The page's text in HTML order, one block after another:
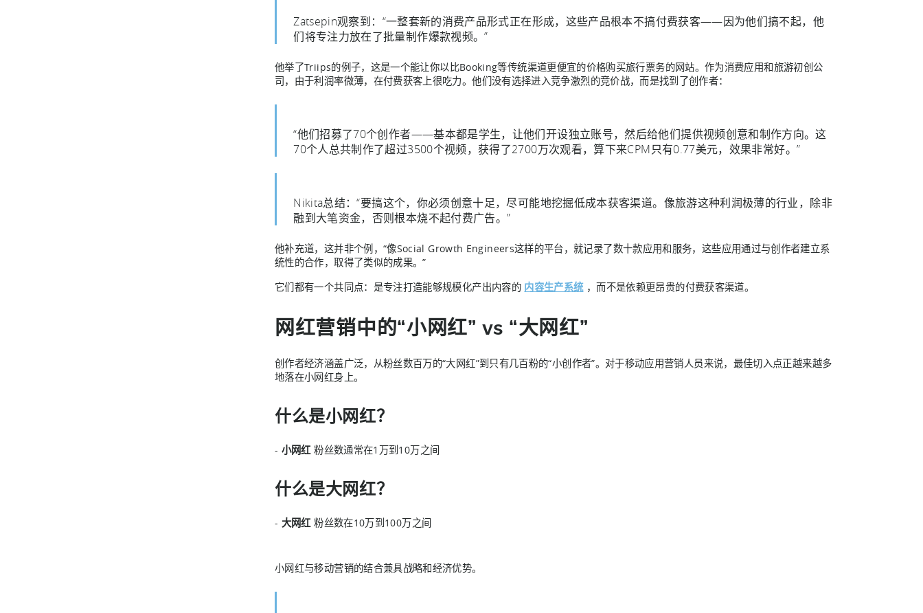
Zatsepin观察到：“一整套新的消费产品形式正在形成，这些产品根本不搞付费获客——因为他们搞不起，他
们将专注力放在了批量制作爆款视频。”
他举了Triips的例子，这是一个能让你以比Booking等传统渠道更便宜的价格购买旅行票务的网站。作为消费应用和旅游初创公
司，由于利润率微薄，在付费获客上很吃力。他们没有选择进入竞争激烈的竞价战，而是找到了创作者：
“他们招募了70个创作者——基本都是学生，让他们开设独立账号，然后给他们提供视频创意和制作方向。这
70个人总共制作了超过3500个视频，获得了2700万次观看，算下来CPM只有0.77美元，效果非常好。”
Nikita总结：“要搞这个，你必须创意十足，尽可能地挖掘低成本获客渠道。像旅游这种利润极薄的行业，除非
融到大笔资金，否则根本烧不起付费广告。”
他补充道，这并非个例，“像Social Growth Engineers这样的平台，就记录了数十款应用和服务，这些应用通过与创作者建立系
统性的合作，取得了类似的成果。”
它们都有一个共同点：是专注打造能够规模化产出内容的 内容生产系统，而不是依赖更昂贵的付费获客渠道。
网红营销中的“小网红” vs “大网红”
创作者经济涵盖广泛，从粉丝数百万的“大网红”到只有几百粉的“小创作者”。对于移动应用营销人员来说，最佳切入点正越来越多
地落在小网红身上。
什么是小网红？
- 小网红粉丝数通常在1万到10万之间
什么是大网红？
- 大网红粉丝数在10万到100万之间
小网红与移动营销的结合兼具战略和经济优势。